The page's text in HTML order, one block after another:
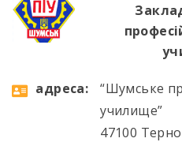
aдресa:
“Шумське
училище”
47100